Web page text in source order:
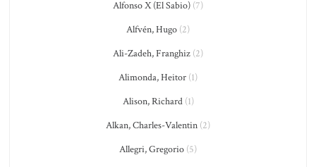
Alfonso X (El Sabio) (7)
Alfvén, Hugo (2)
Ali-Zadeh, Franghiz (2)
Alimonda, Heitor (1)
Alison, Richard(1)
Alkan, Charles-Valentin (2)
Allegri, Gregorio (5)